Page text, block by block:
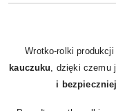
Wrotko-rolki
kauczuku, dzięki czemu
i